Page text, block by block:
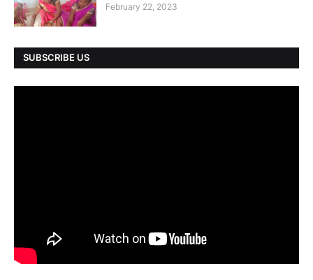
February 22, 2023
SUBSCRIBE US